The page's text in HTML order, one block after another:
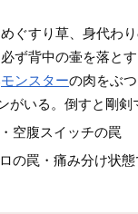
ぐすり草、身代わ
ず背中の壷を落と
モンスターの肉をぶ
がいる。倒すと剛
空腹スイッチの罠
の罠・痛み分け状態